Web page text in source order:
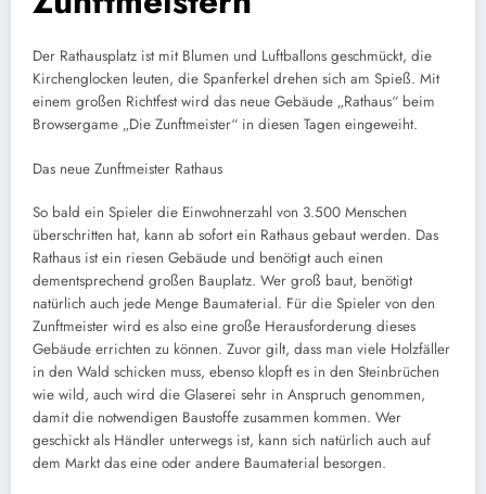
Der Rathausplatz ist mit Blumen und Luftballons geschmückt, die
Kirchenglocken leuten, die Spanferkel drehen sich am Spieß. Mit
einem großen Richtfest wird das neue Gebäude „Rathaus“ beim
Browsergame „Die Zunftmeister“ in diesen Tagen eingeweiht.
Das neue Zunftmeister Rathaus
So bald ein Spieler die Einwohnerzahl von 3.500 Menschen
überschritten hat, kann ab sofort ein Rathaus gebaut werden. Das
Rathaus ist ein riesen Gebäude und benötigt auch einen
dementsprechend großen Bauplatz. Wer groß baut, benötigt
natürlich auch jede Menge Baumaterial. Für die Spieler von den
Zunftmeister wird es also eine große Herausforderung dieses
Gebäude errichten zu können. Zuvor gilt, dass man viele Holzfäller
in den Wald schicken muss, ebenso klopft es in den Steinbrüchen
wie wild, auch wird die Glaserei sehr in Anspruch genommen,
damit die notwendigen Baustoffe zusammen kommen. Wer
geschickt als Händler unterwegs ist, kann sich natürlich auch auf
dem Markt das eine oder andere Baumaterial besorgen.